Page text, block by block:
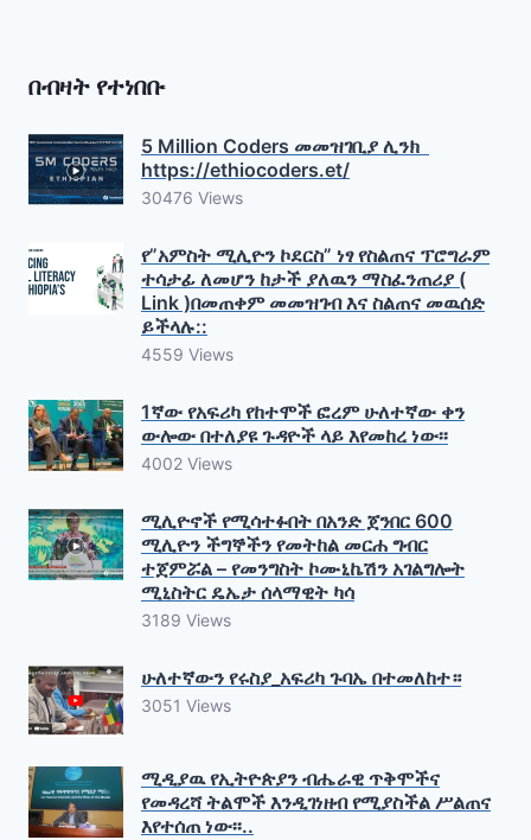
በብዛት የተነበቡ
5 Million Coders መመዝገቢያ ሊንክ
https://ethiocoders.et/
30476 Views
የ”አምስት ሚሊዮን ኮደርስ” ነፃ የስልጠና ፕሮግራም
ተሳታፊ ለመሆን ከታች ያለዉን ማስፈንጠሪያ (
Link )በመጠቀም መመዝገብ እና ስልጠና መዉሰድ
ይችላሉ::
4559 Views
1ኛው የአፍሪካ የከተሞች ፎረም ሁለተኛው ቀን
ውሎው በተለያዩ ጉዳዮች ላይ እየመከረ ነው፡፡
4002 Views
ሚሊዮኖች የሚሳተፉበት በአንድ ጀንበር 600
ሚሊዮን ችግኞችን የመትከል መርሐ ግብር
ተጀምሯል – የመንግስት ኮሙኒኬሽን አገልግሎት
ሚኒስትር ዴኤታ ሰላማዊት ካሳ
3189 Views
ሁለተኛውን የሩስያ_አፍሪካ ጉባኤ በተመለከተ።
3051 Views
ሚዲያዉ የኢትዮጵያን ብሔራዊ ጥቅሞችና
የመዳረሻ ትልሞች እንዲገነዘብ የሚያስችል ሥልጠና
እየተሰጠ ነው፡፡..